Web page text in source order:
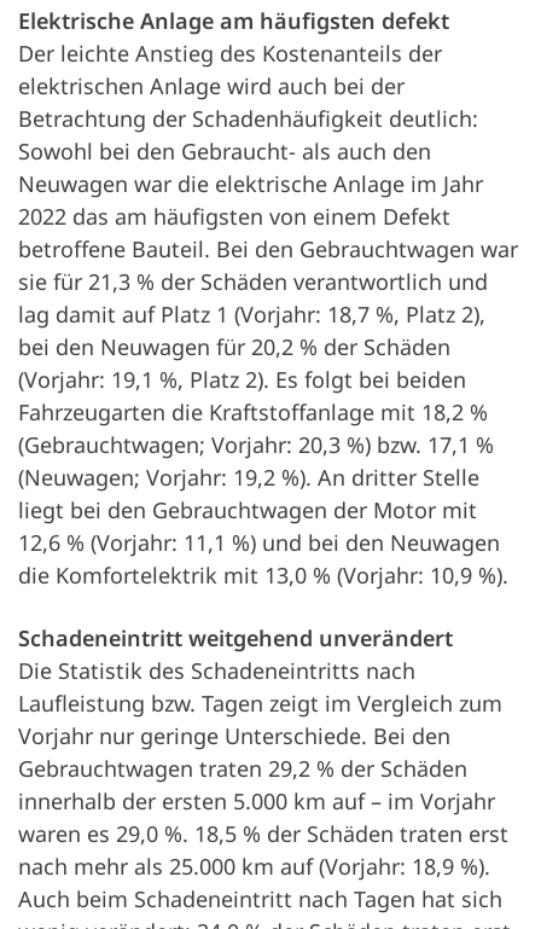
Elektrische Anlage am häufigsten defekt
Der leichte Anstieg des Kostenanteils der
elektrischen Anlage wird auch bei der
Betrachtung der Schadenhäufigkeit deutlich:
Sowohl bei den Gebraucht- als auch den
Neuwagen war die elektrische Anlage im Jahr
2022 das am häufigsten von einem Defekt
betroffene Bauteil. Bei den Gebrauchtwagen war
sie für 21,3 % der Schäden verantwortlich und
lag damit auf Platz 1 (Vorjahr: 18,7 %, Platz 2),
bei den Neuwagen für 20,2 % der Schäden
(Vorjahr: 19,1 %, Platz 2). Es folgt bei beiden
Fahrzeugarten die Kraftstoffanlage mit 18,2 %
(Gebrauchtwagen; Vorjahr: 20,3 %) bzw. 17,1 %
(Neuwagen; Vorjahr: 19,2 %). An dritter Stelle
liegt bei den Gebrauchtwagen der Motor mit
12,6 % (Vorjahr: 11,1 %) und bei den Neuwagen
die Komfortelektrik mit 13,0 % (Vorjahr: 10,9 %).
Schadeneintritt weitgehend unverändert
Die Statistik des Schadeneintritts nach
Laufleistung bzw. Tagen zeigt im Vergleich zum
Vorjahr nur geringe Unterschiede. Bei den
Gebrauchtwagen traten 29,2 % der Schäden
innerhalb der ersten 5.000 km auf – im Vorjahr
waren es 29,0 %. 18,5 % der Schäden traten erst
nach mehr als 25.000 km auf (Vorjahr: 18,9 %).
Auch beim Schadeneintritt nach Tagen hat sich